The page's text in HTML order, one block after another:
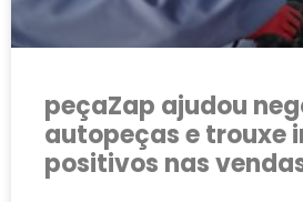
peçaZap ajudou
autopeças e trouxe
positivos nas